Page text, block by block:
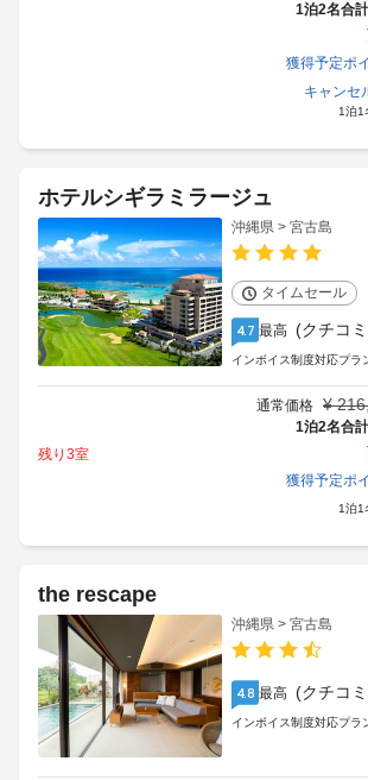
1泊2名合計
獲得予定ポ
キャンセ
1泊1
ホテルシギラミラージュ
沖縄県 > 宮古島
タイムセール
4.7 最高 (クチコ
インボイス制度対応プラ
通常価格 ¥
1泊2名合計
残り3室
獲得予定ポ
1泊1
the rescape
沖縄県 > 宮古島
4.8 最高 (クチコ
インボイス制度対応プラ